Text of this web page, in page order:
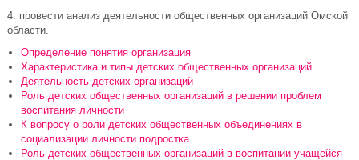
4. провести анализ деятельности общественных организаций Омской
области.
Определение понятия организация
Характеристика и типы детских общественных организаций
Деятельность детских организаций
Роль детских общественных организаций в решении проблем
воспитания личности
К вопросу о роли детских общественных объединениях в
социализации личности подростка
Роль детских общественных организаций в воспитании учащейся